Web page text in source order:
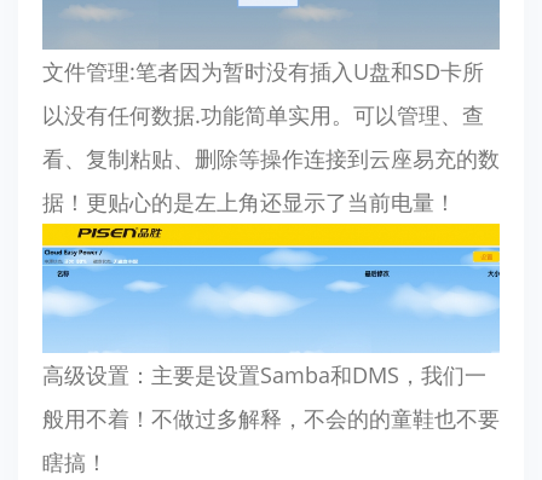
文件管理:笔者因为暂时没有插入U盘和SD卡所
以没有任何数据.功能简单实用。可以管理、查
看、复制粘贴、删除等操作连接到云座易充的数
据！更贴心的是左上角还显示了当前电量！
高级设置：主要是设置Samba和DMS，我们一
般用不着！不做过多解释，不会的的童鞋也不要
瞎搞！